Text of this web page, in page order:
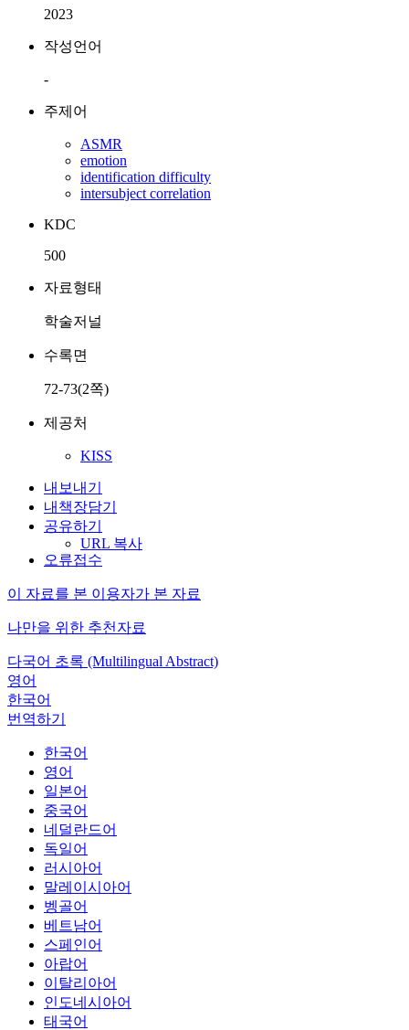
2023
작성언어
-
주제어
ASMR
emotion
identification difficulty
intersubject correlation
KDC
500
자료형태
학술저널
수록면
72-73(2쪽)
제공처
KISS
내보내기
내책장담기
공유하기
URL 복사
오류접수
이 자료를 본 이용자가 본 자료
나만을 위한 추천자료
다국어 초록 (Multilingual Abstract)
영어
한국어
번역하기
한국어
영어
일본어
중국어
네덜란드어
독일어
러시아어
말레이시아어
벵골어
베트남어
스페인어
아랍어
이탈리아어
인도네시아어
태국어